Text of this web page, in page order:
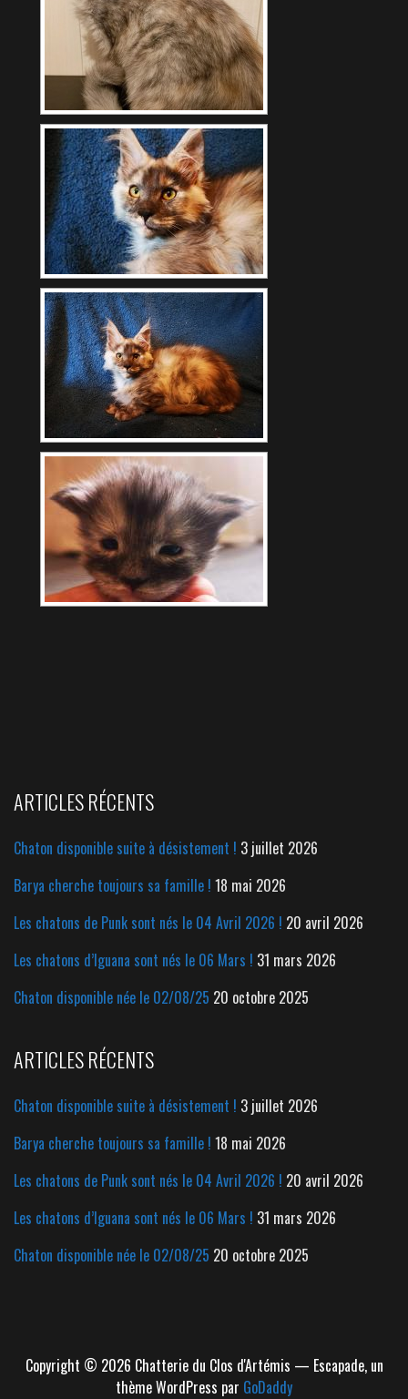
ARTICLES RÉCENTS
Chaton disponible suite à désistement ! 3 juillet 2026
Barya cherche toujours sa famille ! 18 mai 2026
Les chatons de Punk sont nés le 04 Avril 2026 ! 20 avril 2026
Les chatons d’Iguana sont nés le 06 Mars ! 31 mars 2026
Chaton disponible née le 02/08/25 20 octobre 2025
ARTICLES RÉCENTS
Chaton disponible suite à désistement ! 3 juillet 2026
Barya cherche toujours sa famille ! 18 mai 2026
Les chatons de Punk sont nés le 04 Avril 2026 ! 20 avril 2026
Les chatons d’Iguana sont nés le 06 Mars ! 31 mars 2026
Chaton disponible née le 02/08/25 20 octobre 2025
Copyright © 2026 Chatterie du Clos d'Artémis — Escapade, un
thème WordPress par GoDaddy